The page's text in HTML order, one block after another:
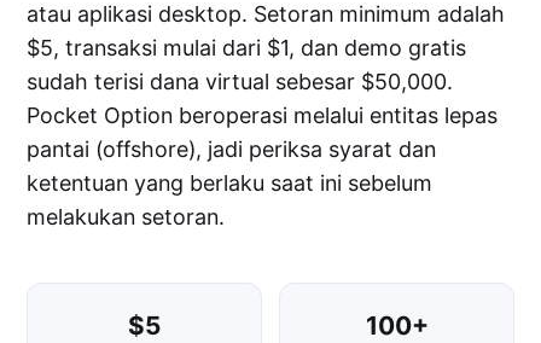
atau aplikasi desktop. Setoran minimum adalah
$5, transaksi mulai dari $1, dan demo gratis
sudah terisi dana virtual sebesar $50,000.
Pocket Option beroperasi melalui entitas lepas
pantai (offshore), jadi periksa syarat dan
ketentuan yang berlaku saat ini sebelum
melakukan setoran.
$5 100+